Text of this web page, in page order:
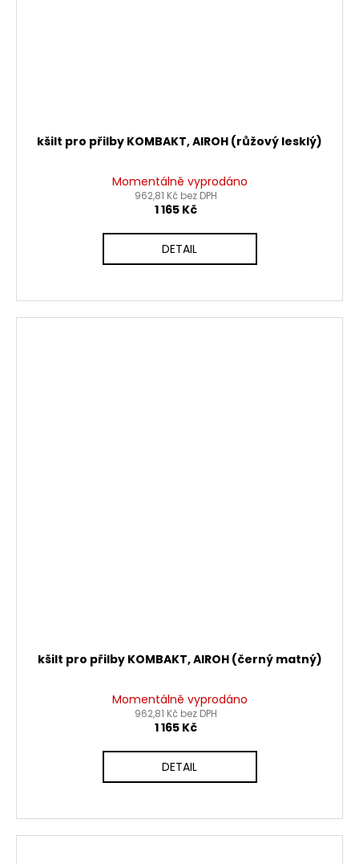
kšilt pro přilby KOMBAKT, AIROH (růžový lesklý)
Momentálně vyprodáno
962,81 Kč bez DPH
1 165 Kč
DETAIL
kšilt pro přilby KOMBAKT, AIROH (černý matný)
Momentálně vyprodáno
962,81 Kč bez DPH
1 165 Kč
DETAIL